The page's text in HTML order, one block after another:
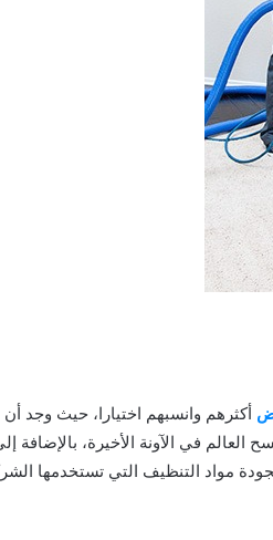
أكثرهم وانسبهم اختيارا، حيث وجد أن
العالم في الآونة الأخيرة، بالإضافة
مواد التنظيف التي تستخدمها